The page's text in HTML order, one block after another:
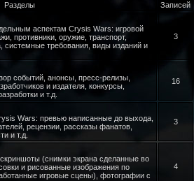
Разделы Записей
аспектам Crysis Wars: игровой
противники, оружие, транспорт,
системные требования, виды изданий и
3
событий, анонсы, пресс-релизы,
и издателя, конкурсы,
и т.д.
16
Wars: превью написанные до выхода,
рецензии, рассказы фанатов,
и т.д.
3
(снимки экрана сделанные во
и рисованные изображения по
игровые сцены), фотографии с
4